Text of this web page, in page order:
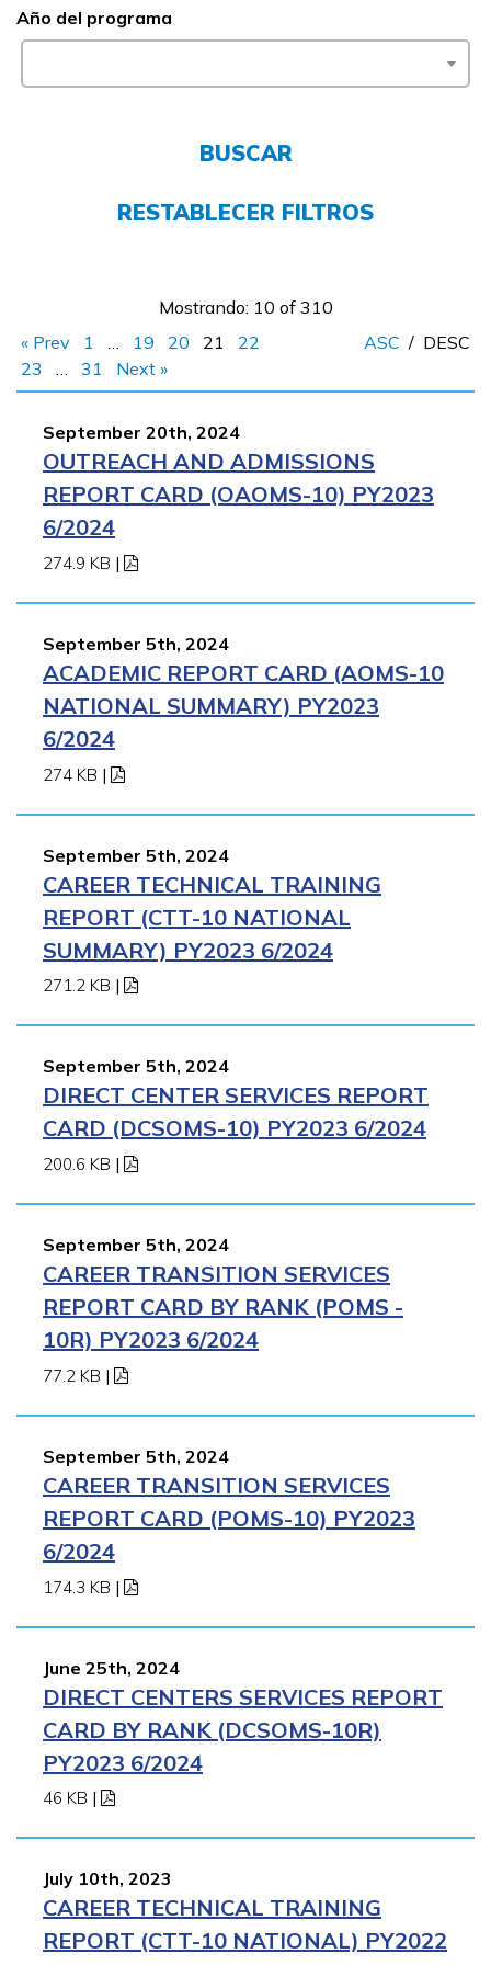
FAQs
Año del programa
BUSCAR
RESTABLECER FILTROS
Mostrando: 10 of 310
« Prev
1 … 19 20 21
22
23
… 31 Next »
ASC / DESC
September 20th, 2024
OUTREACH AND ADMISSIONS
REPORT CARD (OAOMS-10) PY2023
6/2024
274.9 KB |
September 5th, 2024
ACADEMIC REPORT CARD (AOMS-10
NATIONAL SUMMARY) PY2023
6/2024
274 KB |
September 5th, 2024
CAREER TECHNICAL TRAINING
REPORT (CTT-10 NATIONAL
SUMMARY) PY2023 6/2024
271.2 KB |
September 5th, 2024
DIRECT CENTER SERVICES REPORT
CARD (DCSOMS-10) PY2023 6/2024
200.6 KB |
September 5th, 2024
CAREER TRANSITION SERVICES
REPORT CARD BY RANK (POMS -
10R) PY2023 6/2024
77.2 KB |
September 5th, 2024
CAREER TRANSITION SERVICES
REPORT CARD (POMS-10) PY2023
6/2024
174.3 KB |
June 25th, 2024
DIRECT CENTERS SERVICES REPORT
CARD BY RANK (DCSOMS-10R)
PY2023 6/2024
46 KB |
July 10th, 2023
CAREER TECHNICAL TRAINING
REPORT (CTT-10 NATIONAL) PY2022